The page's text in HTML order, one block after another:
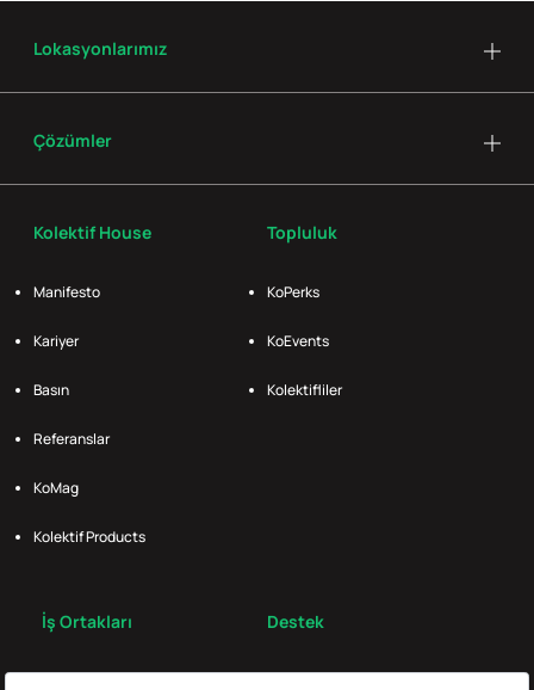
Kolektif House
Manifesto
Kariyer
Basın
Referanslar
KoMag
Kolektif Products
Topluluk
KoPerks
KoEvents
Kolektifliler
İş Ortakları Destek
Lokasyonlarımız
Çözümler